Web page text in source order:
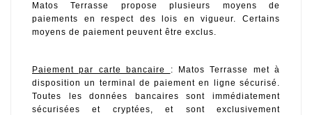
Matos Terrasse propose plusieurs moyens de
paiements en respect des lois en vigueur. Certains
moyens de paiement peuvent être exclus.
Paiement par carte bancaire
: Matos Terrasse met à
disposition un terminal de paiement en ligne sécurisé.
Toutes les données bancaires sont immédiatement
sécurisées et cryptées, et sont exclusivement